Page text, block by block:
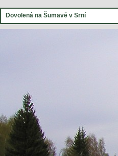
Dovolená na Šumavě v Srní